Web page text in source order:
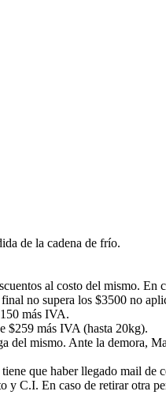
de la cadena de frío.
al costo del mismo.
no supera los $3500 no
más IVA.
$259 más IVA (hasta 20kg).
del mismo. Ante la demora,
que haber llegado mail de
C.I. En caso de retirar otra